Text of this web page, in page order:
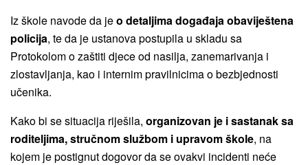
Iz škole navode da jeo detaljima događaja obaviještena
policija, te da je ustanova postupila u skladu sa
Protokolom o zaštiti djece od nasilja, zanemarivanja i
zlostavljanja, kao i internim pravilnicima o bezbjednosti
učenika.
Kako bi se situacija riješila, organizovan je i sastanak sa
roditeljima, stručnom službom i upravom škole, na
kojem je postignut dogovor da se ovakvi incidenti neće